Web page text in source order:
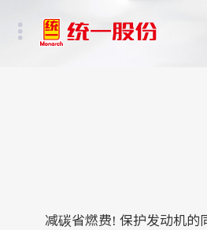
减碳省燃费! 保护发动机的